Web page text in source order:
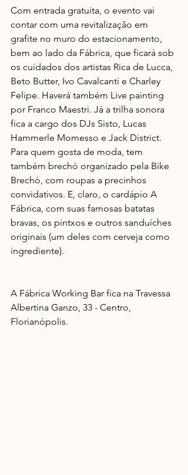
Com entrada gratuita, o evento vai
contar com uma revitalização em
grafite no muro do estacionamento,
bem ao lado da Fábrica, que ficará sob
os cuidados dos artistas Rica de Lucca,
Beto Butter, Ivo Cavalcanti e Charley
Felipe. Haverá também Live painting
por Franco Maestri. Já a trilha sonora
fica a cargo dos DJs Sisto, Lucas
Hammerle Momesso e Jack District.
Para quem gosta de moda, tem
também brechó organizado pela Bike
Brechó, com roupas a precinhos
convidativos. E, claro, o cardápio A
Fábrica, com suas famosas batatas
bravas, os pintxos e outros sanduíches
originais (um deles com cerveja como
ingrediente).
A Fábrica Working Bar fica na Travessa
Albertina Ganzo, 33 - Centro,
Florianópolis.